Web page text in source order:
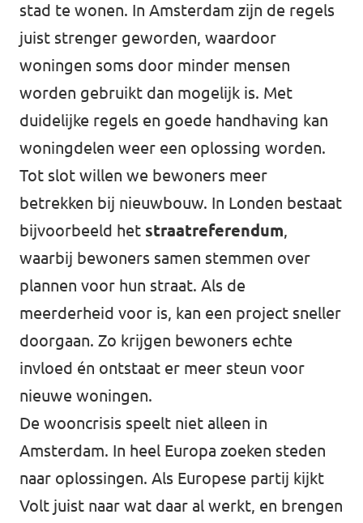
stad te wonen. In Amsterdam zijn de regels
juist strenger geworden, waardoor
woningen soms door minder mensen
worden gebruikt dan mogelijk is. Met
duidelijke regels en goede handhaving kan
woningdelen weer een oplossing worden.
Tot slot willen we bewoners meer
betrekken bij nieuwbouw. In Londen bestaat
bijvoorbeeld het straatreferendum,
waarbij bewoners samen stemmen over
plannen voor hun straat. Als de
meerderheid voor is, kan een project sneller
doorgaan. Zo krijgen bewoners echte
invloed én ontstaat er meer steun voor
nieuwe woningen.
De wooncrisis speelt niet alleen in
Amsterdam. In heel Europa zoeken steden
naar oplossingen. Als Europese partij kijkt
Volt juist naar wat daar al werkt, en brengen